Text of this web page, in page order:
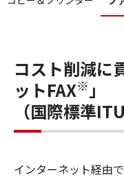
コスト削減に
ットFAX※」
（国際標準
インターネット経由